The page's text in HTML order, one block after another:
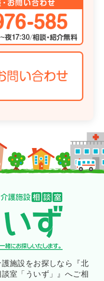
施設をお探しなら
『北
室「ういず」』へご相